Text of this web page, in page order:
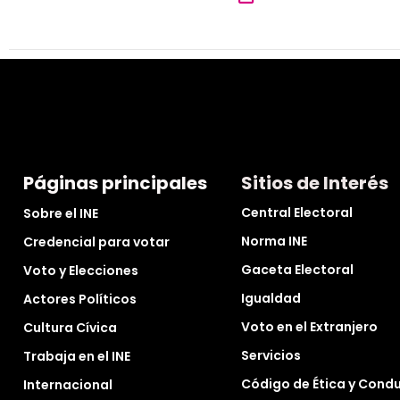
Páginas principales
Sobre el INE
Credencial para votar
Voto y Elecciones
Actores Políticos
Cultura Cívica
Trabaja en el INE
Internacional
Sitios de Interés
Central Electoral
Norma INE
Gaceta Electoral
Igualdad
Voto en el Extranjero
Servicios
Código de Ética y